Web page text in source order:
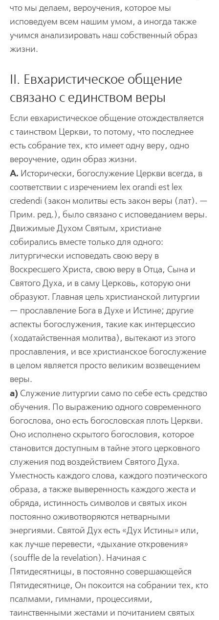
что мы делаем, вероучения, которое мы
исповедуем всем нашим умом, а иногда также
учимся анализировать наш собственный образ
жизни.
II. Евхаристическое общение
связано с единством веры
Если евхаристическое общение отождествляется
с таинством Церкви, то потому, что последнее
есть собрание тех, кто имеет одну веру, одно
вероучение, один образ жизни.
А. Исторически, богослужение Церкви всегда, в
соответствии с изречением lex orandi est lex
credendi (закон молитвы есть закон веры (лат). —
Прим. ред.), было связано с исповеданием веры.
Движимые Духом Святым, христиане
собирались вместе только для одного:
литургически исповедать свою веру в
Воскресшего Христа, свою веру в Отца, Сына и
Святого Духа, и в саму Церковь, которую они
образуют. Главная цель христианской литургии
— прославление Бога в Духе и Истине; другие
аспекты богослужения, такие как интерцессио
(ходатайственная молитва), вытекают из этого
прославления, и все христианское богослужение
в целом является просто великим возвещением
веры.
а) Служение литургии само по себе есть средство
обучения. По выражению одного современного
богослова, оно есть богословская плоть Церкви.
Оно исполнено скрытого богословия, которое
становится доступным в тайне этого церковного
служения под воздействием Святого Духа.
Уместность каждого слова, каждого поэтического
образа, а также выверенность каждого жеста и
обряда, истинность символов и святых икон
постоянно оживотворяются нетварными
энергиями. Святой Дух есть «Дух Истины» или,
как лучше перевести, «дыхание откровения»
(souffle de la revelation). Начиная с
Пятидесятницы, в постоянно совершающейся
Пятидесятнице, Он покоится на собрании тех, кто
псалмами, гимнами, процессиями,
таинственными жестами и почитанием святых